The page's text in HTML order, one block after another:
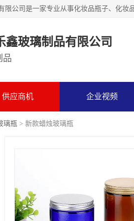
鑫玻璃制品有限公司
品
供应商机 企业视频
璃瓶 > 新款蜡烛玻璃瓶